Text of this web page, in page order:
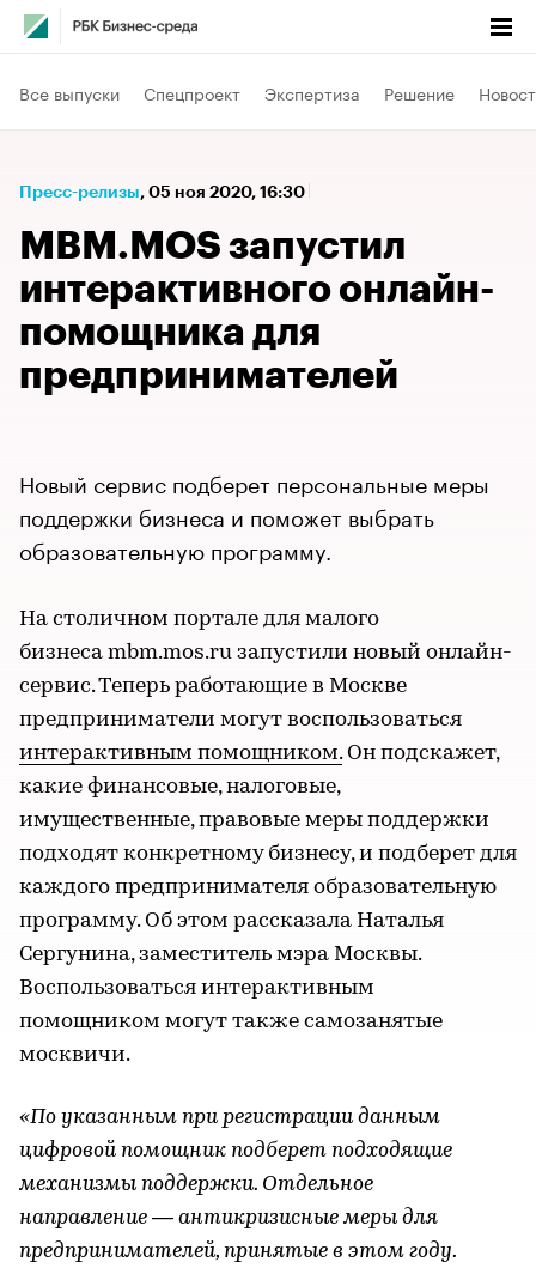
Все выпуски Спецпроект Экспертиза Решение
Пресс-релизы⁠, 05 ноя 2020, 16:30
MBM.MOS запустил
интерактивного онлайн-
помощника для
предпринимателей
Новый сервис подберет персональные меры
поддержки бизнеса и поможет выбрать
образовательную программу.
На столичном портале для малого
бизнеса mbm.mos.ru запустили новый онлайн-
сервис. Теперь работающие в Москве
предприниматели могут воспользоваться
интерактивным помощником.Он подскажет,
какие финансовые, налоговые,
имущественные, правовые меры поддержки
подходят конкретному бизнесу, и подберет для
каждого предпринимателя образовательную
программу. Об этом рассказала Наталья
Сергунина, заместитель мэра Москвы.
Воспользоваться интерактивным
помощником могут также самозанятые
москвичи.
«По указанным при регистрации данным
цифровой помощник подберет подходящие
механизмы поддержки. Отдельное
направление — антикризисные меры для
предпринимателей, принятые в этом году.